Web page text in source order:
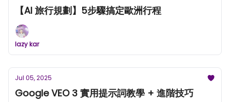
【AI 旅行規劃】5步驟搞定歐洲行程
lazy kar
Jul 05, 2025
Google VEO 3 實用提示詞教學 + 進階技巧